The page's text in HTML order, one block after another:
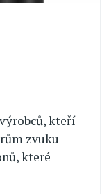
kteří
zvuku
které